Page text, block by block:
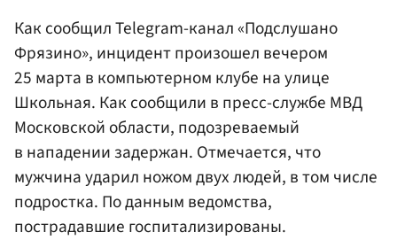
Как сообщил Telegram-канал «Подслушано
Фрязино», инцидент произошел вечером
25 марта в компьютерном клубе на улице
Школьная. Как сообщили в пресс-службе МВД
Московской области, подозреваемый
в нападении задержан. Отмечается, что
мужчина ударил ножом двух людей, в том числе
подростка. По данным ведомства,
пострадавшие госпитализированы.